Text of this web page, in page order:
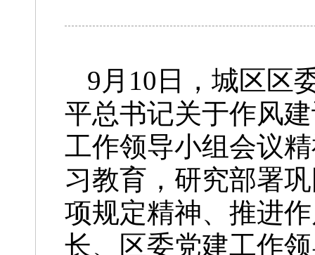
9月10日，城区区
平总书记关于作风
工作领导小组会议
习教育，研究部署
项规定精神、推进
长、区委党建工作